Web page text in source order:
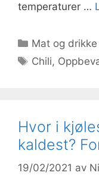
temperaturer …
Kategorier
Mat og drikke
Stikkord
Chili,
Hvor i
kaldest?
19/02/2021 av